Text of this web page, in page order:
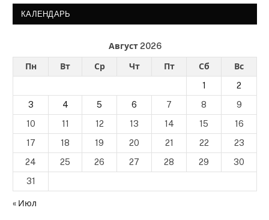
КАЛЕНДАРЬ
Август 2026
Пн Вт Ср Чт Пт Сб
Вс
1
2
3
4 5 6 7 8
9
10
11 12 13 14 15
16
17
18 19 20 21 22
23
24
25 26 27 28 29
30
31
« Июл